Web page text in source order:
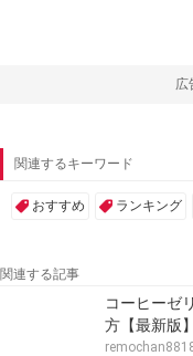
広
関連するキーワード
おすすめ ランキング
関連する記事
コーヒーゼ
方【最新版】